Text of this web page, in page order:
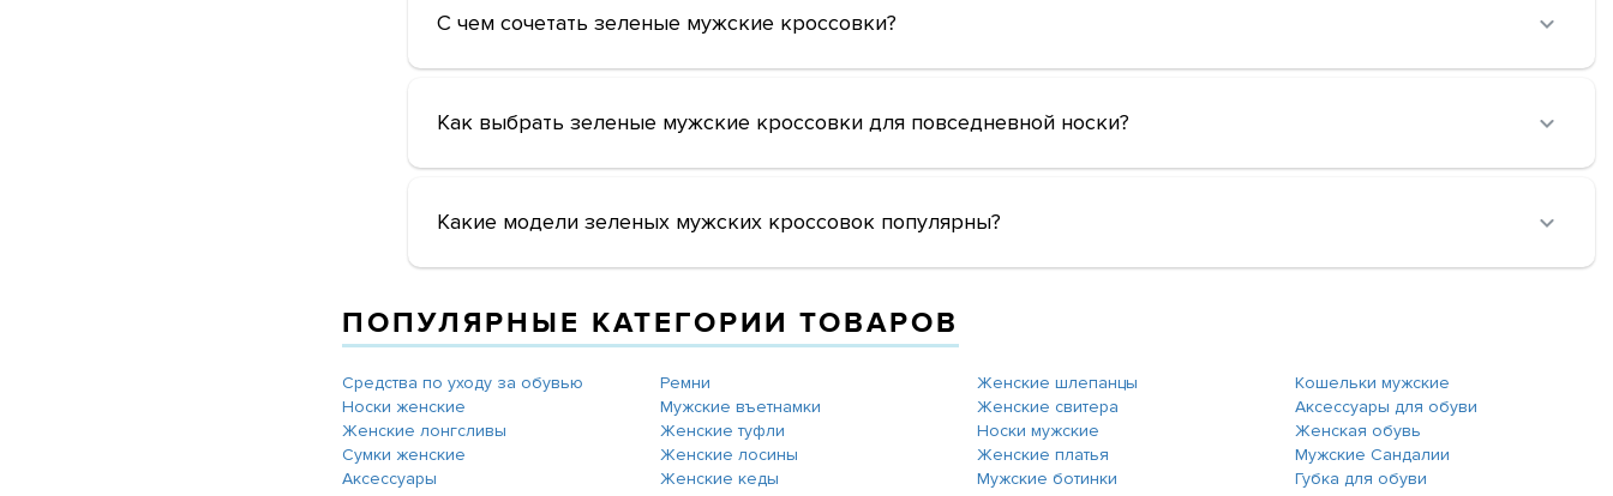
С чем сочетать зеленые мужские кроссовки?
Как выбрать зеленые мужские кроссовки для повседневной носки?
Какие модели зеленых мужских кроссовок популярны?
ПОПУЛЯРНЫЕ КАТЕГОРИИ ТОВАРОВ
Средства по уходу за обувью
Носки женские
Женские лонгсливы
Сумки женские
Аксессуары
Ремни
Мужские въетнамки
Женские туфли
Женские лосины
Женские кеды
Женские шлепанцы
Женские свитера
Носки мужские
Женские платья
Мужские ботинки
Кошельки мужские
Аксессуары для обуви
Женская обувь
Мужские Сандалии
Губка для обуви